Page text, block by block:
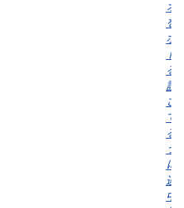
オ
を
ポ
ト
る
説
さ
て
る
う
に
運
中